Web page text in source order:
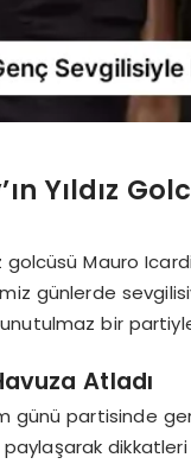
Yıldız
golcüsü Mauro
günlerde
bir
Atladı
günü partisinde